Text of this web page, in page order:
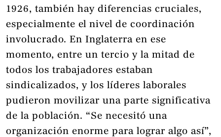
1926, también hay diferencias cruciales,
especialmente el nivel de coordinación
involucrado. En Inglaterra en ese
momento, entre un tercio y la mitad de
todos los trabajadores estaban
sindicalizados, y los líderes laborales
pudieron movilizar una parte significativa
de la población. “Se necesitó una
organización enorme para lograr algo así”,